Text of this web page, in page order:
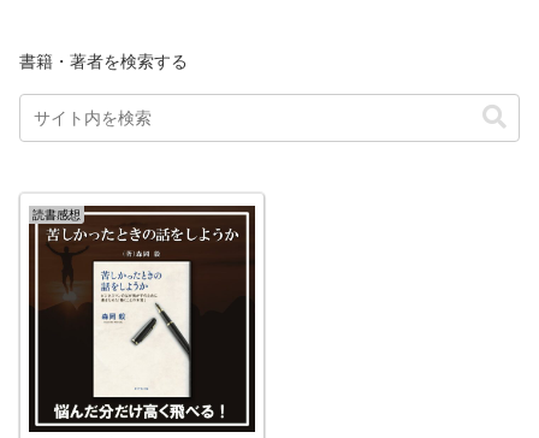
書籍・著者を検索する
読書感想